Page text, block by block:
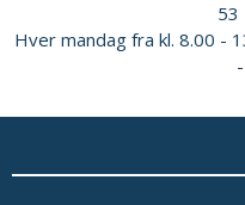
53
Hver mandag fra kl. 8.00 -